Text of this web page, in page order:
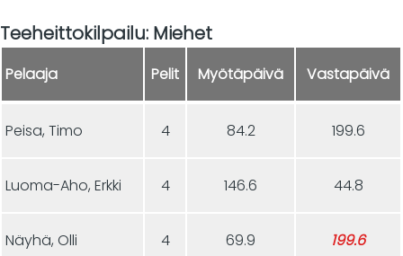
Teeheittokilpailu: Miehet
Pelaaja Pelit Myötäpäivä Vastapäivä
Peisa, Timo 4 84.2 199.6
Luoma-Aho, Erkki 4 146.6 44.8
Näyhä, Olli 4 69.9 199.6